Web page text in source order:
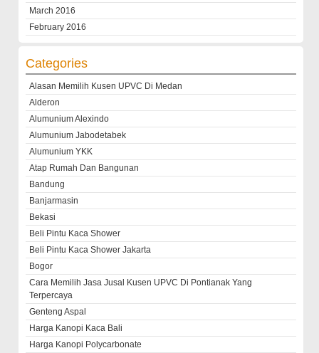
March 2016
February 2016
Categories
Alasan Memilih Kusen UPVC Di Medan
Alderon
Alumunium Alexindo
Alumunium Jabodetabek
Alumunium YKK
Atap Rumah Dan Bangunan
Bandung
Banjarmasin
Bekasi
Beli Pintu Kaca Shower
Beli Pintu Kaca Shower Jakarta
Bogor
Cara Memilih Jasa Jusal Kusen UPVC Di Pontianak Yang
Terpercaya
Genteng Aspal
Harga Kanopi Kaca Bali
Harga Kanopi Polycarbonate